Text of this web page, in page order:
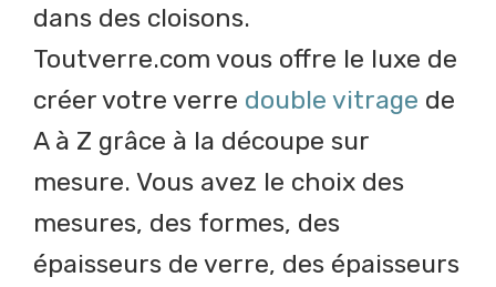
dans des cloisons.
Toutverre.com vous offre le luxe de
créer votre verre double vitrage de
A à Z grâce à la découpe sur
mesure. Vous avez le choix des
mesures, des formes, des
épaisseurs de verre, des épaisseurs